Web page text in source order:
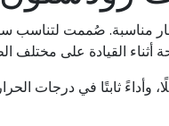
مناسبة. صُممت لتناسب
ثابتًا في درجات الحرارة